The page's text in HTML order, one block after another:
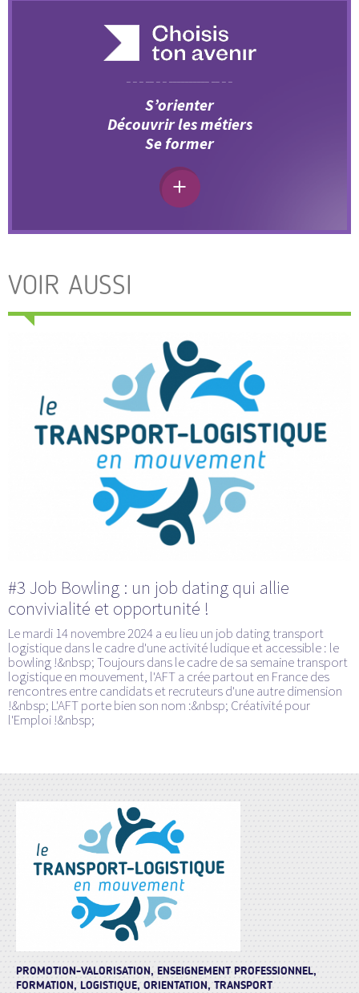
S’orienter
Découvrir les métiers
Se former
VOIR AUSSI
#3 Job Bowling : un job dating qui allie
convivialité et opportunité !
Le mardi 14 novembre 2024 a eu lieu un job dating transport
logistique dans le cadre d'une activité ludique et accessible : le
bowling !&nbsp; Toujours dans le cadre de sa semaine transport
logistique en mouvement, l'AFT a crée partout en France des
rencontres entre candidats et recruteurs d'une autre dimension
!&nbsp; L'AFT porte bien son nom :&nbsp; Créativité pour
l'Emploi !&nbsp;
PROMOTION-VALORISATION, ENSEIGNEMENT PROFESSIONNEL,
FORMATION, LOGISTIQUE, ORIENTATION, TRANSPORT